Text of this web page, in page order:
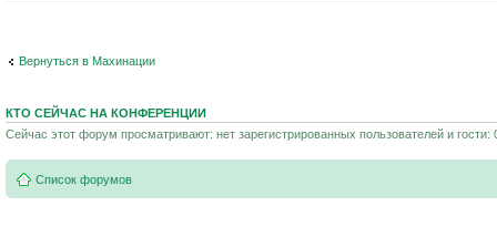
Вернуться в Махинации
КТО СЕЙЧАС НА КОНФЕРЕНЦИИ
Сейчас этот форум просматривают: нет зарегистрированных пользователей и гости:
Список форумов